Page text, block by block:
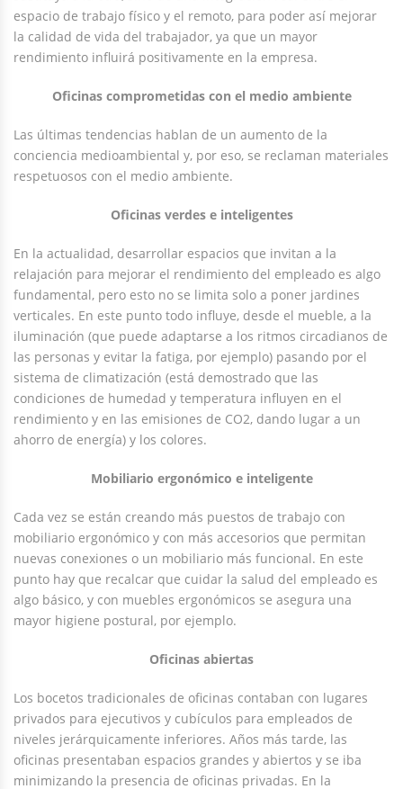
espacio de trabajo físico y el remoto, para poder así mejorar
la calidad de vida del trabajador, ya que un mayor
rendimiento influirá positivamente en la empresa.
Oficinas comprometidas con el medio ambiente
Las últimas tendencias hablan de un aumento de la
conciencia medioambiental y, por eso, se reclaman materiales
respetuosos con el medio ambiente.
Oficinas verdes e inteligentes
En la actualidad, desarrollar espacios que invitan a la
relajación para mejorar el rendimiento del empleado es algo
fundamental, pero esto no se limita solo a poner jardines
verticales. En este punto todo influye, desde el mueble, a la
iluminación (que puede adaptarse a los ritmos circadianos de
las personas y evitar la fatiga, por ejemplo) pasando por el
sistema de climatización (está demostrado que las
condiciones de humedad y temperatura influyen en el
rendimiento y en las emisiones de CO2, dando lugar a un
ahorro de energía) y los colores.
Mobiliario ergonómico e inteligente
Cada vez se están creando más puestos de trabajo con
mobiliario ergonómico y con más accesorios que permitan
nuevas conexiones o un mobiliario más funcional. En este
punto hay que recalcar que cuidar la salud del empleado es
algo básico, y con muebles ergonómicos se asegura una
mayor higiene postural, por ejemplo.
Oficinas abiertas
Los bocetos tradicionales de oficinas contaban con lugares
privados para ejecutivos y cubículos para empleados de
niveles jerárquicamente inferiores. Años más tarde, las
oficinas presentaban espacios grandes y abiertos y se iba
minimizando la presencia de oficinas privadas. En la